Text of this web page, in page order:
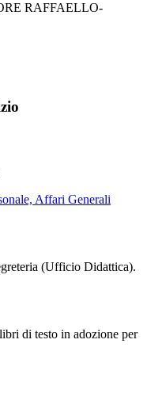
RAFFAELLO-
Affari Generali
(Ufficio Didattica).
di testo in adozione per